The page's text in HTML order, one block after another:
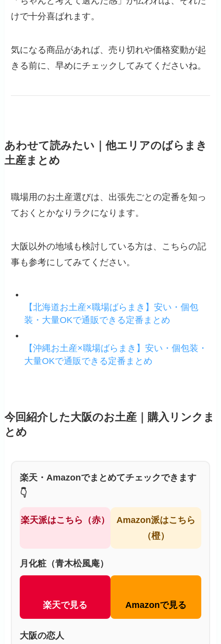
けで十分喜ばれます。
気になる商品があれば、売り切れや価格変動が起
きる前に、早めにチェックしてみてくださいね。
あわせて読みたい｜他エリアのばらまき
土産まとめ
職場用のお土産選びは、出張先ごとの定番を知っ
ておくとかなりラクになります。
大阪以外の地域も検討している方は、こちらの記
事も参考にしてみてください。
【北海道お土産×職場ばらまき】安い・個包
装・大量OKで通販できる定番まとめ
【沖縄お土産×職場ばらまき】安い・個包装・
大量OKで通販できる定番まとめ
今回紹介した大阪のお土産｜購入リンクま
とめ
楽天・Amazonでまとめてチェックできます
👇
楽天派はこちら（赤）
Amazon派はこちら
（橙）
月化粧（青木松風庵）
楽天で見る Amazonで見る
大阪の恋人